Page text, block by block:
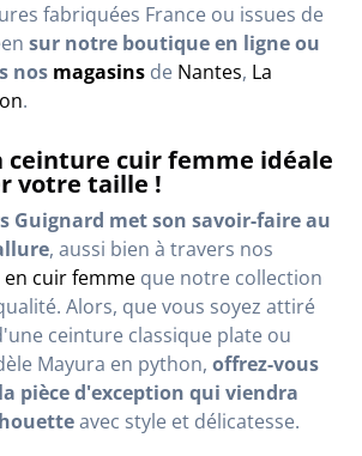
fabriquées France ou issues de
sur notre boutique en ligne ou
nos magasins de Nantes, La
.
ceinture cuir femme idéale
votre taille !
Guignard met son savoir-faire au
, aussi bien à travers nos
cuir femme que notre collection
Alors, que vous soyez attiré
ceinture classique plate ou
Mayura en python, offrez-vous
pièce d'exception qui viendra
avec style et délicatesse.